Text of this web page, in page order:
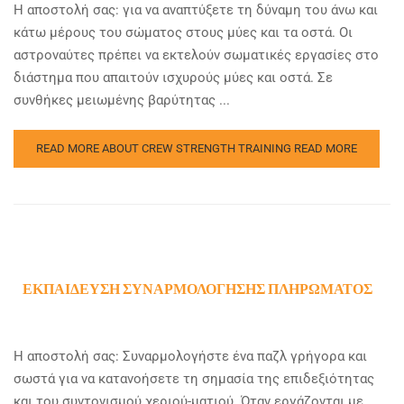
Η αποστολή σας: για να αναπτύξετε τη δύναμη του άνω και
κάτω μέρους του σώματος στους μύες και τα οστά. Οι
αστροναύτες πρέπει να εκτελούν σωματικές εργασίες στο
διάστημα που απαιτούν ισχυρούς μύες και οστά. Σε
συνθήκες μειωμένης βαρύτητας ...
READ MORE ABOUT CREW STRENGTH TRAINING READ MORE
ΕΚΠΑΊΔΕΥΣΗ ΣΥΝΑΡΜΟΛΌΓΗΣΗΣ ΠΛΗΡΏΜΑΤΟΣ
Η αποστολή σας: Συναρμολογήστε ένα παζλ γρήγορα και
σωστά για να κατανοήσετε τη σημασία της επιδεξιότητας